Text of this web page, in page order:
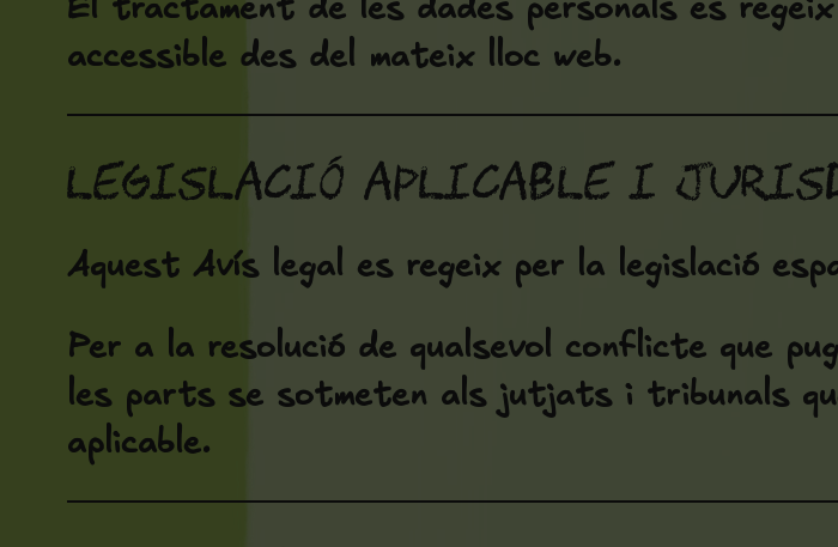
El tractament de les dades personals es
accessible des del mateix lloc web.
Legislació aplicable i
Aquest Avís legal es regeix per la legislació
Per a la resolució de qualsevol conflicte que
les parts se sotmeten als jutjats i tribunals
aplicable.